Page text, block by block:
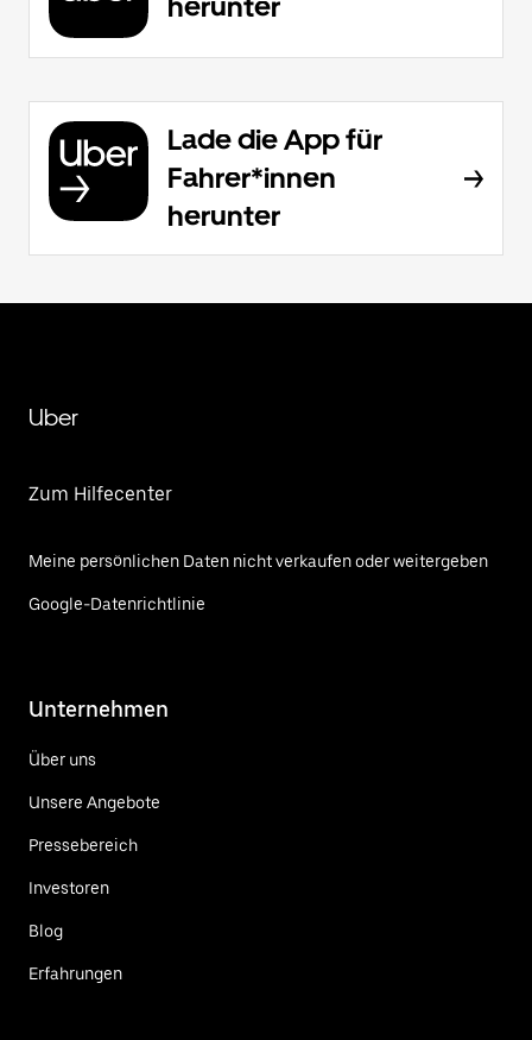
Lade die App für
Fahrer*innen
herunter
Uber
Zum Hilfecenter
Meine persönlichen Daten nicht verkaufen oder weitergeben
Google-Datenrichtlinie
Unternehmen
Über uns
Unsere Angebote
Pressebereich
Investoren
Blog
Erfahrungen